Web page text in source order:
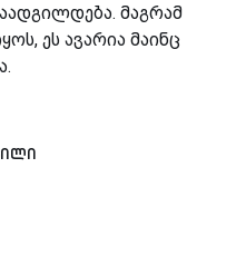
მაგრამ
ეს ავარია მაინც